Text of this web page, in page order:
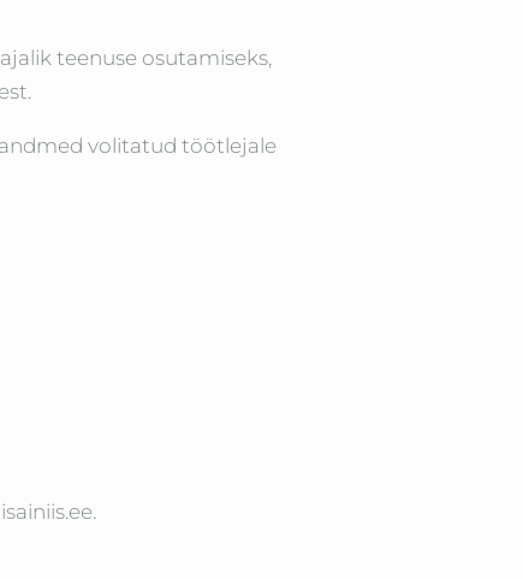
teenuse osutamiseks,
volitatud töötlejale